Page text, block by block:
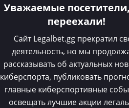
Уважаемые
переехали!
Сайт Legalbet.gg прекратил
деятельность, но мы
рассказывать об актуальных
киберспорта, публиковать
главные киберспортивные
освещать лучшие акции